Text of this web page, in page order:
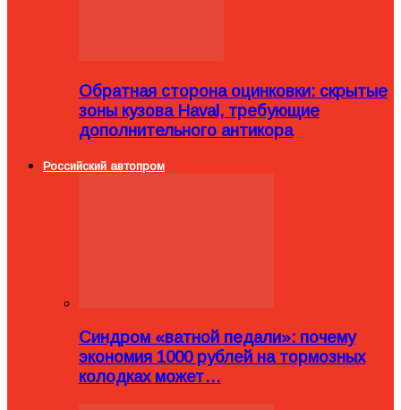
Обратная сторона оцинковки: скрытые
зоны кузова Haval, требующие
дополнительного антикора
Российский автопром
Синдром «ватной педали»: почему
экономия 1000 рублей на тормозных
колодках может…